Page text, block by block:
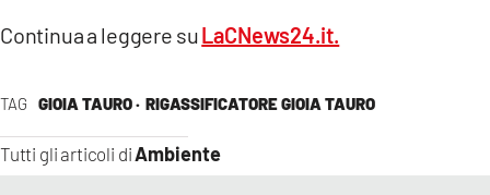
TAG GIOIA TAURO · RIGASSIFICATORE GIOIA TAURO
Tutti gli articoli diAmbiente
Continua a leggere suLaCNews24.it.